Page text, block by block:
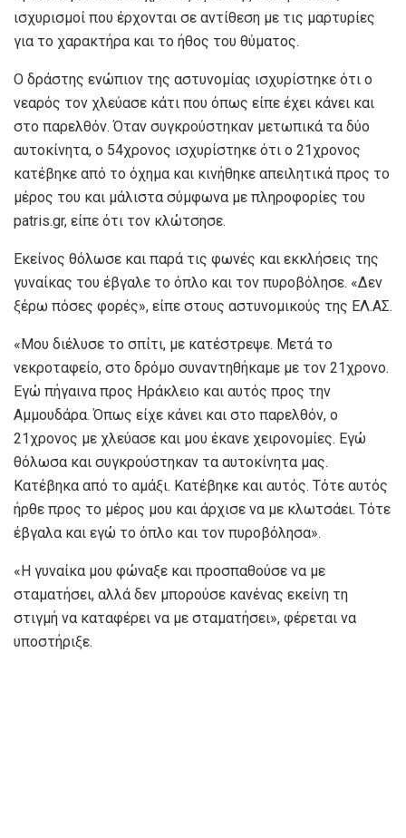
ισχυρισμοί που έρχονται σε αντίθεση με τις μαρτυρίες
για το χαρακτήρα και το ήθος του θύματος.
Ο δράστης ενώπιον της αστυνομίας ισχυρίστηκε ότι ο
νεαρός τον χλεύασε κάτι που όπως είπε έχει κάνει και
στο παρελθόν. Όταν συγκρούστηκαν μετωπικά τα δύο
αυτοκίνητα, ο 54χρονος ισχυρίστηκε ότι ο 21χρονος
κατέβηκε από το όχημα και κινήθηκε απειλητικά προς το
μέρος του και μάλιστα σύμφωνα με πληροφορίες του
patris.gr, είπε ότι τον κλώτσησε.
Εκείνος θόλωσε και παρά τις φωνές και εκκλήσεις της
γυναίκας του έβγαλε το όπλο και τον πυροβόλησε. «Δεν
ξέρω πόσες φορές», είπε στους αστυνομικούς της ΕΛ.ΑΣ.
«Μου διέλυσε το σπίτι, με κατέστρεψε. Μετά το
νεκροταφείο, στο δρόμο συναντηθήκαμε με τον 21χρονο.
Εγώ πήγαινα προς Ηράκλειο και αυτός προς την
Αμμουδάρα. Όπως είχε κάνει και στο παρελθόν, ο
21χρονος με χλεύασε και μου έκανε χειρονομίες. Εγώ
θόλωσα και συγκρούστηκαν τα αυτοκίνητα μας.
Κατέβηκα από το αμάξι. Κατέβηκε και αυτός. Τότε αυτός
ήρθε προς το μέρος μου και άρχισε να με κλωτσάει. Τότε
έβγαλα και εγώ το όπλο και τον πυροβόλησα».
«Η γυναίκα μου φώναξε και προσπαθούσε να με
σταματήσει, αλλά δεν μπορούσε κανένας εκείνη τη
στιγμή να καταφέρει να με σταματήσει», φέρεται να
υποστήριξε.